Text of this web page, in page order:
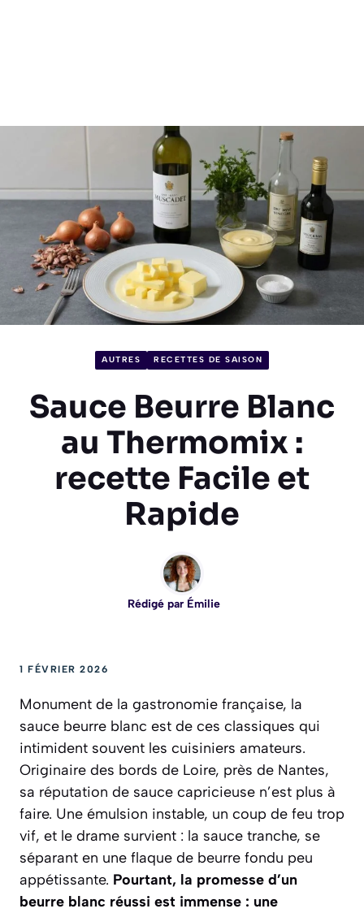
AUTRES RECETTES DE SAISON
Sauce Beurre Blanc
au Thermomix :
recette Facile et
Rapide
Rédigé par Émilie
1 FÉVRIER 2026
Monument de la gastronomie française, la
sauce beurre blanc est de ces classiques qui
intimident souvent les cuisiniers amateurs.
Originaire des bords de Loire, près de Nantes,
sa réputation de sauce capricieuse n’est plus à
faire. Une émulsion instable, un coup de feu trop
vif, et le drame survient : la sauce tranche, se
séparant en une flaque de beurre fondu peu
appétissante. Pourtant, la promesse d’un
beurre blanc réussi est immense : une